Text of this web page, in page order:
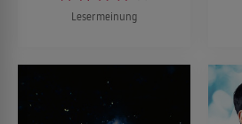
Lesermeinung